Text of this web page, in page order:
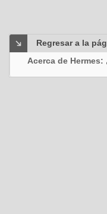
Regresar a la
Acerca de Hermes: